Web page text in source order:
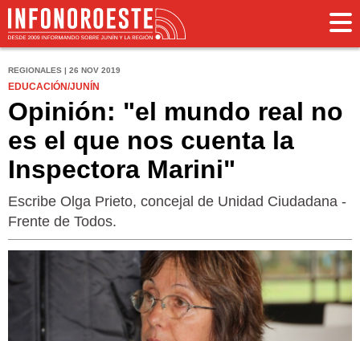
REGIONALES | 26 NOV 2019
EDUCACIÓN/JUNÍN
Opinión: "el mundo real no
es el que nos cuenta la
Inspectora Marini"
Escribe Olga Prieto, concejal de Unidad Ciudadana -
Frente de Todos.